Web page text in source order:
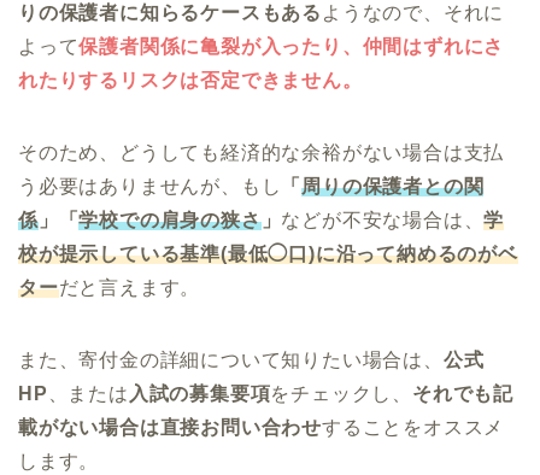
りの保護者に知らるケースもある ようなので、それに
よって保護者関係に亀裂が入ったり、仲間はずれにさ
れたりするリスクは否定できません。
そのため、どうしても経済的な余裕がない場合は支払
う必要はありませんが、もし
「周りの保護者との関
係」「学校での肩身の狭さ」 などが不安な場合は、学
校が提示している基準(最低◯口)に沿って納めるのがベ
ターだと言えます。
また、寄付金の詳細について知りたい場合は、 公式
HP 、または 入試の募集要項をチェックし、 それでも記
載がない場合は直接お問い合わせすることをオススメ
します。